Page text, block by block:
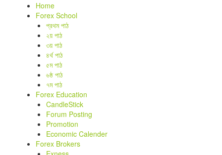
Home
Forex School
প্রথম পাঠ
২য় পাঠ
৩য় পাঠ
৪র্থ পাঠ
৫ম পাঠ
৬ষ্ঠ পাঠ
৭ম পাঠ
Forex Education
CandleStick
Forum Posting
Promotion
Economic Calender
Forex Brokers